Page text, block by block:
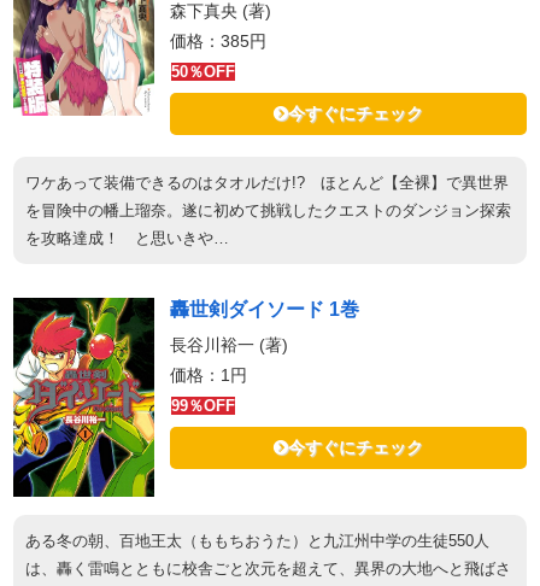
森下真央 (著)
価格：385円
50％OFF
今すぐにチェック
ワケあって装備できるのはタオルだけ!? ほとんど【全裸】で異世界
を冒険中の幡上瑠奈。遂に初めて挑戦したクエストのダンジョン探索
を攻略達成！ と思いきや…
轟世剣ダイソード 1巻
長谷川裕一 (著)
価格：1円
99％OFF
今すぐにチェック
ある冬の朝、百地王太（ももちおうた）と九江州中学の生徒550人
は、轟く雷鳴とともに校舎ごと次元を超えて、異界の大地へと飛ばさ